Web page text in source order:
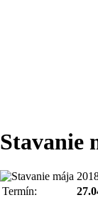
Stavanie
Termín: